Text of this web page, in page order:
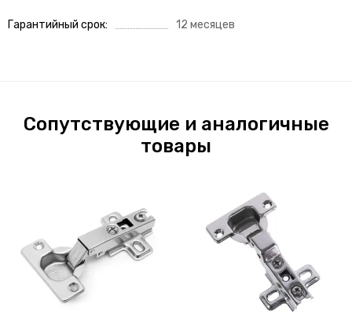
Гарантийный срок 12 месяцев
Сопутствующие и аналогичные
товары